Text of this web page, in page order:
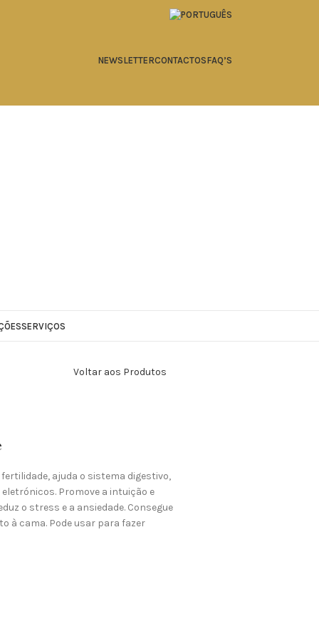
NEWSLETTERCONTACTOSFAQ’S
SERVIÇOS
Voltar aos Produtos
ajuda o sistema digestivo,
Promove a intuição e
o stress e a ansiedade. Consegue
à cama. Pode usar para fazer